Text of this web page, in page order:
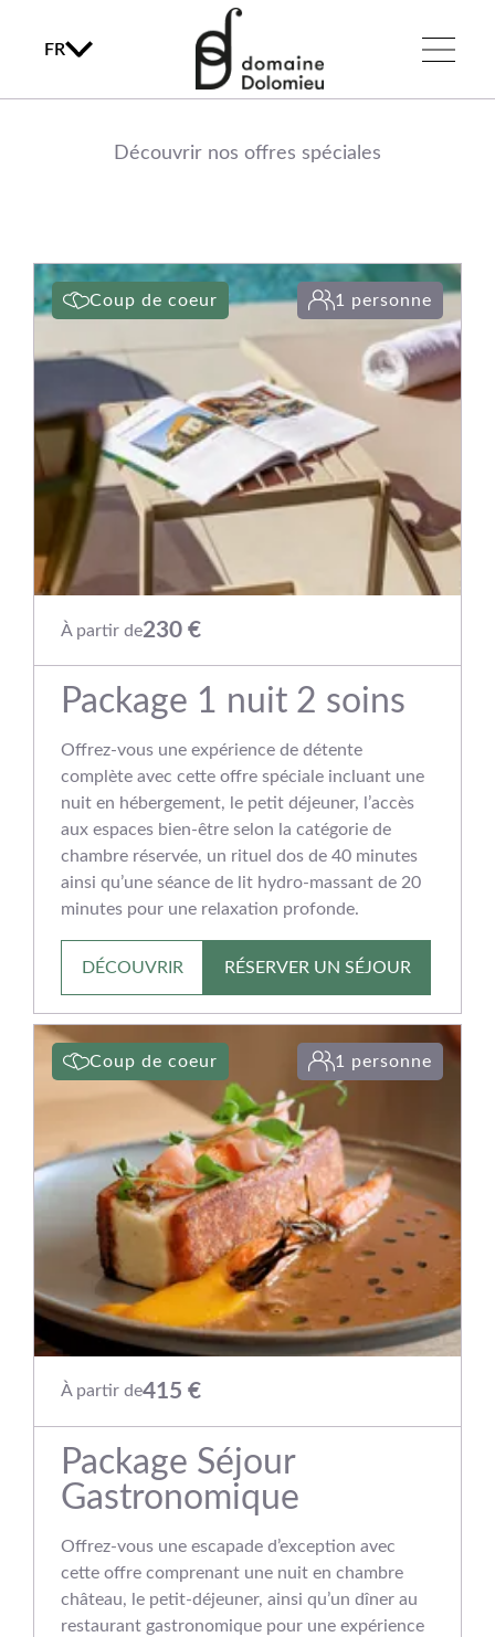
FR
Découvrir nos offres spéciales
Coup de coeur 1 personne
À partir de230 €
Package 1 nuit 2 soins
Offrez-vous une expérience de détente
complète avec cette offre spéciale incluant une
nuit en hébergement, le petit déjeuner, l’accès
aux espaces bien‑être selon la catégorie de
chambre réservée, un rituel dos de 40 minutes
ainsi qu’une séance de lit hydro‑massant de 20
minutes pour une relaxation profonde.
DÉCOUVRIR RÉSERVER UN SÉJOUR
Coup de coeur 1 personne
À partir de415 €
Package Séjour
Gastronomique
Offrez-vous une escapade d’exception avec
cette offre comprenant une nuit en chambre
château, le petit‑déjeuner, ainsi qu’un dîner au
restaurant gastronomique pour une expérience